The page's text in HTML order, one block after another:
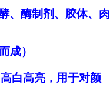
、酶制剂、胶体、肉
成）
白高亮，用于对颜